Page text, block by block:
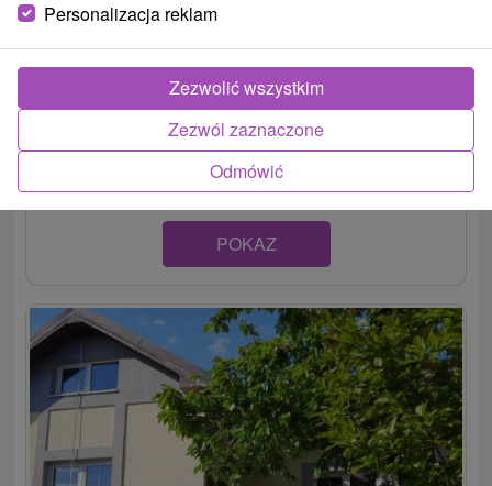
Cyprianus village Poprad
Tri pekné moderné bungalovy situované priamo v centre
mesta Poprad pod Vysokými Tatrami. Ponúkajú...
POKAZ
Personalizacja reklam
Odmówić
Zezwól zaznaczone
Zezwolić wszystkim